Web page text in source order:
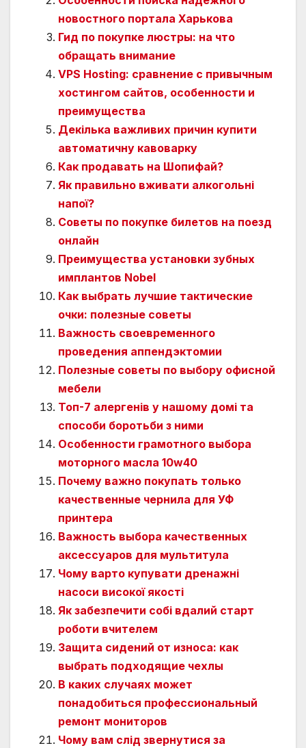
новостного портала Харькова
Гид по покупке люстры: на что
обращать внимание
VPS Hosting: сравнение с привычным
хостингом сайтов, особенности и
преимущества
Декілька важливих причин купити
автоматичну кавоварку
Как продавать на Шопифай?
Як правильно вживати алкогольні
напої?
Советы по покупке билетов на поезд
онлайн
Преимущества установки зубных
имплантов Nobel
Как выбрать лучшие тактические
очки: полезные советы
Важность своевременного
проведения аппендэктомии
Полезные советы по выбору офисной
мебели
Топ-7 алергенів у нашому домі та
способи боротьби з ними
Особенности грамотного выбора
моторного масла 10w40
Почему важно покупать только
качественные чернила для УФ
принтера
Важность выбора качественных
аксессуаров для мультитула
Чому варто купувати дренажні
насоси високої якості
Як забезпечити собі вдалий старт
роботи вчителем
Защита сидений от износа: как
выбрать подходящие чехлы
В каких случаях может
понадобиться профессиональный
ремонт мониторов
Чому вам слід звернутися за